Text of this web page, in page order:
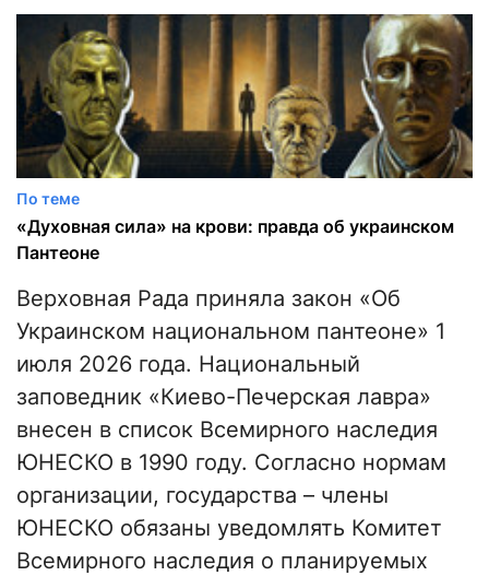
По теме
«Духовная сила» на крови: правда об украинском
Пантеоне
Верховная Рада приняла закон «Об
Украинском национальном пантеоне» 1
июля 2026 года. Национальный
заповедник «Киево-Печерская лавра»
внесен в список Всемирного наследия
ЮНЕСКО в 1990 году. Согласно нормам
организации, государства – члены
ЮНЕСКО обязаны уведомлять Комитет
Всемирного наследия о планируемых